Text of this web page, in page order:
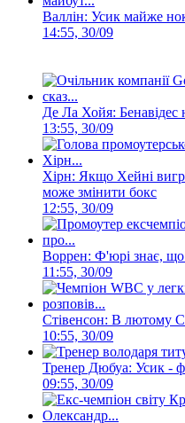
Валлін: Усик майже
14:55, 30/09
Де Ла Хойя: Бенавідес
13:55, 30/09
Хірн: Якщо Хейні
може змінити бокс
12:55, 30/09
Воррен: Ф'юрі знає,
11:55, 30/09
Стівенсон: В лютому
10:55, 30/09
Тренер Дюбуа: Усик -
09:55, 30/09